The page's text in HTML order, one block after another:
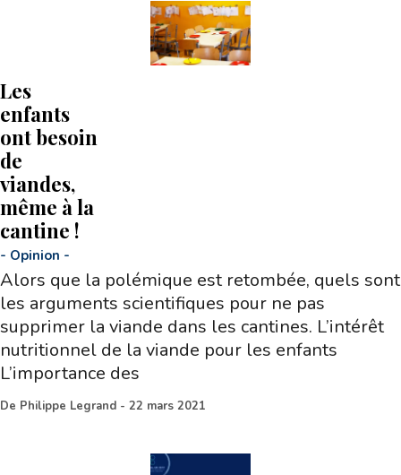
Les
enfants
ont besoin
de
viandes,
même à la
cantine !
- Opinion -
Alors que la polémique est retombée, quels sont
les arguments scientifiques pour ne pas
supprimer la viande dans les cantines. L’intérêt
nutritionnel de la viande pour les enfants
L’importance des
De Philippe Legrand - 22 mars 2021